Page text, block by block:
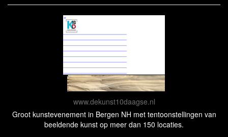
www.dekunst10daagse.nl
Groot kunstevenement in Bergen NH met tentoonstellingen van
beeldende kunst op meer dan 150 locaties.